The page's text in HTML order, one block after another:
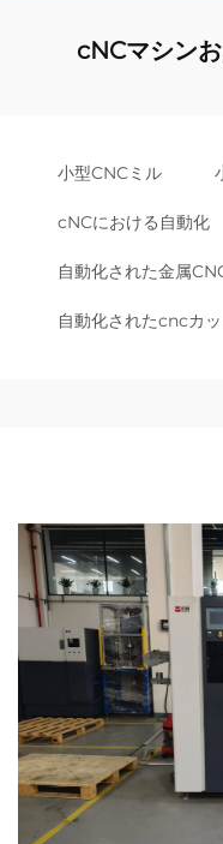
cNCマシン
小型CNCミル
cNCにおける自動化
自動化された金属
自動化されたcncカ